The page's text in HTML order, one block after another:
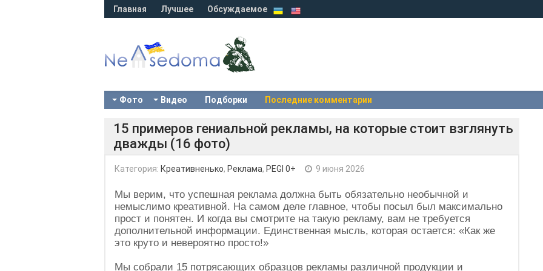
Главная Лучшее Обсуждаемое
Фото Видео Подборки Последние комментарии
15 примеров гениальной рекламы, на которые стоит взглянуть
дважды (16 фото)
Категория: Креативненько, Реклама, PEGI 0+ 9 июня 2026
Мы верим, что успешная реклама должна быть обязательно необычной и
немыслимо креативной. На самом деле главное, чтобы посыл был максимально
прост и понятен. И когда вы смотрите на такую рекламу, вам не требуется
дополнительной информации. Единственная мысль, которая остается: «Как же
это круто и невероятно просто!»
Мы собрали 15 потрясающих образцов рекламы различной продукции и